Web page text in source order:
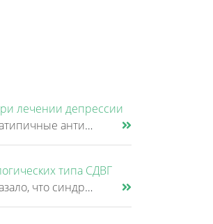
лечении депрессии
Новый анализ показал, что атипичные антипсихотики, которые иногда добавляют к антидепрессантам при большом депрессивном......
типа СДВГ
Крупное исследование показало, что синдром дефицита внимания и гиперактивности (СДВГ) может включать не два, а три биоло......